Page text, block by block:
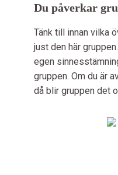
Du påverkar
Tänk till innan vilka
just den här
egen
gruppen. Om du är
då blir gruppen det